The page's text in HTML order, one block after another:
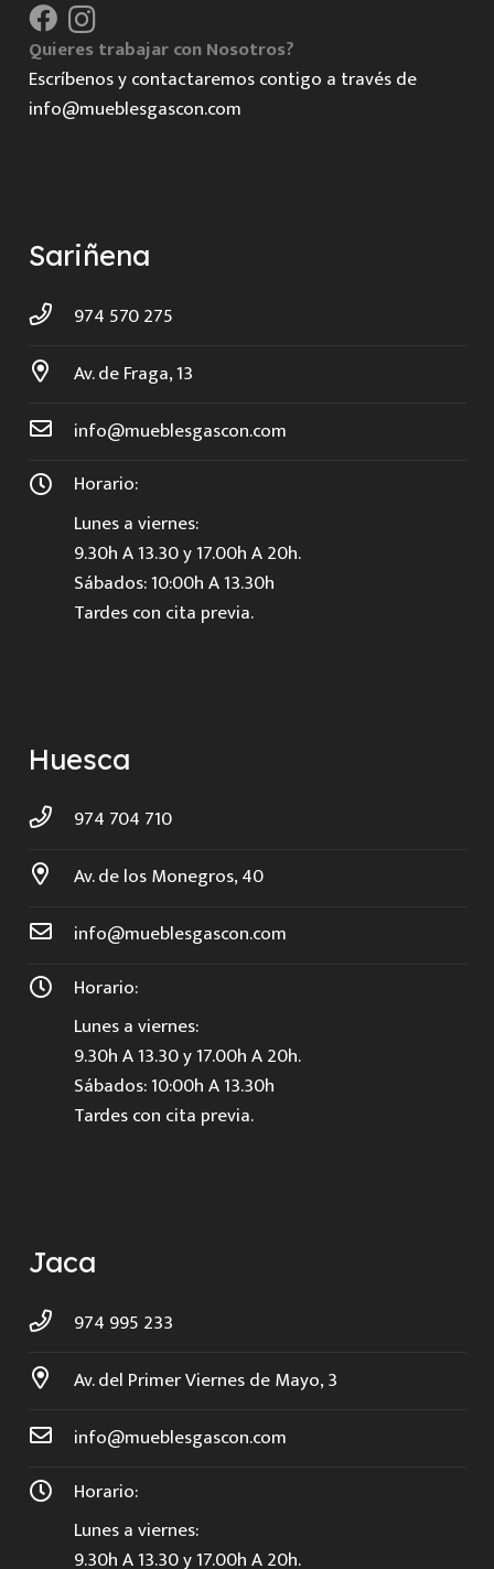
Quieres trabajar con Nosotros?
Escríbenos y contactaremos contigo a través de
info@mueblesgascon.com
Sariñena
974 570 275
Av. de Fraga, 13
info@mueblesgascon.com
Horario:
Lunes a viernes:
9.30h A 13.30 y 17.00h A 20h.
Sábados: 10:00h A 13.30h
Tardes con cita previa.
Huesca
974 704 710
Av. de los Monegros, 40
info@mueblesgascon.com
Horario:
Lunes a viernes:
9.30h A 13.30 y 17.00h A 20h.
Sábados: 10:00h A 13.30h
Tardes con cita previa.
Jaca
974 995 233
Av. del Primer Viernes de Mayo, 3
info@mueblesgascon.com
Horario:
Lunes a viernes:
9.30h A 13.30 y 17.00h A 20h.